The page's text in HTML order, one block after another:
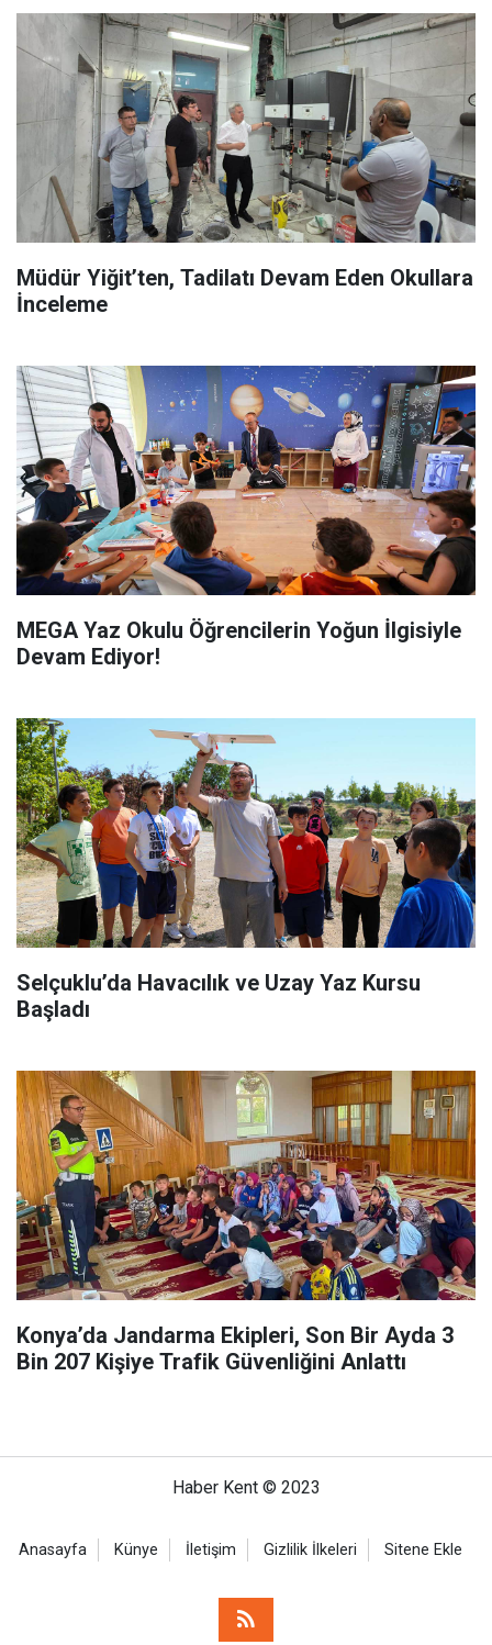
Müdür Yiğit’ten, Tadilatı Devam Eden Okullara
İnceleme
MEGA Yaz Okulu Öğrencilerin Yoğun İlgisiyle
Devam Ediyor!
Selçuklu’da Havacılık ve Uzay Yaz Kursu
Başladı
Konya’da Jandarma Ekipleri, Son Bir Ayda 3
Bin 207 Kişiye Trafik Güvenliğini Anlattı
Haber Kent © 2023
Anasayfa Künye İletişim Gizlilik İlkeleri Sitene Ekle